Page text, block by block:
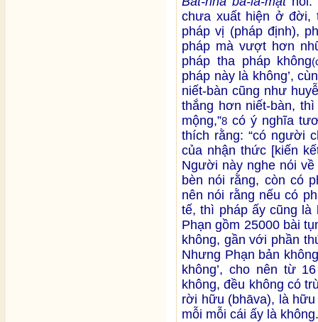
chưa xuất hiện ở đời,
pháp vị (pháp định),
pháp mà vượt hơn
pháp tha pháp không
pháp này là không’,
niết-bàn cũng như
thắng hơn niết-bàn,
mộng,”8 có ý nghĩa
thích rằng: “có người
của nhận thức [kiến
Người này nghe nói
bèn nói rằng, còn có
nên nói rằng nếu có
tế, thì pháp ấy cũng là
Phạn gồm 25000 bài
không, gần với phần
Nhưng Phạn bản
không’, cho nên từ
không, đều không có
rời hữu (bhāva), là
mỗi mỗi cái ấy là không.